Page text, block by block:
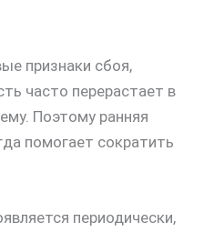
признаки сбоя,
часто перерастает в
Поэтому ранняя
помогает сократить
периодически,